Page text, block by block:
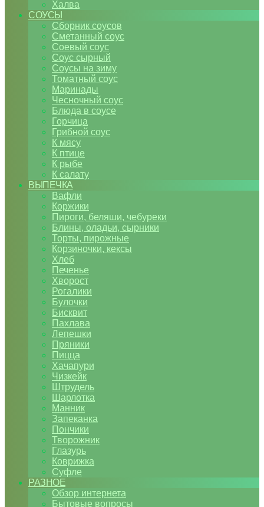
Халва
СОУСЫ
Сборник соусов
Сметанный соус
Соевый соус
Соус сырный
Соусы на зиму
Томатный соус
Маринады
Чесночный соус
Блюда в соусе
Горчица
Грибной соус
К мясу
К птице
К рыбе
К салату
ВЫПЕЧКА
Вафли
Коржики
Пироги, беляши, чебуреки
Блины, оладьи, сырники
Торты, пирожные
Корзиночки, кексы
Хлеб
Печенье
Хворост
Рогалики
Булочки
Бисквит
Пахлава
Лепешки
Пряники
Пицца
Хачапури
Чизкейк
Штрудель
Шарлотка
Манник
Запеканка
Пончики
Творожник
Глазурь
Коврижка
Суфле
РАЗНОЕ
Обзор интернета
Бытовые вопросы